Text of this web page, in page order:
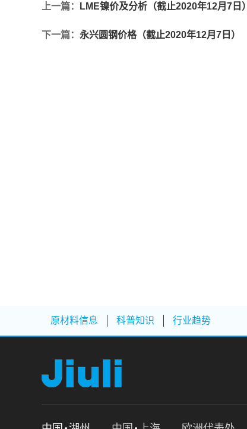
上一篇： LME镍价及分析（截止2020年12月7日）
下一篇： 永兴圆钢价格（截止2020年12月7日）
原材料信息 科普知识 行业趋势